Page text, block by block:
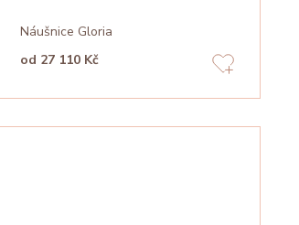
Náušnice Gloria
od 27 110 Kč